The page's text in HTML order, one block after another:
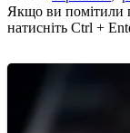
Якщо ви помітили
натисніть Ctrl +